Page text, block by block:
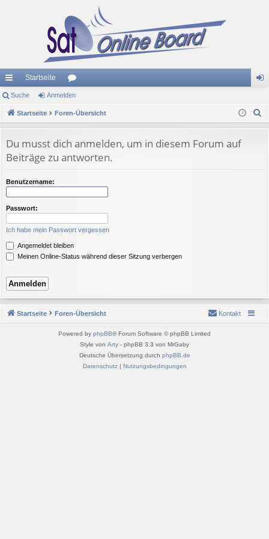
ch
ne
ug
Startseite
or
en m
Suche Anmelden
Startseite Foren-Übersicht
Du musst dich anmelden, um in diesem Forum auf
Beiträge zu antworten.
Benutzername:
Passwort:
Ich habe mein Passwort vergessen
Angemeldet bleiben
Meinen Online-Status während dieser Sitzung verbergen
Startseite Foren-Übersicht Kontakt
Powered by phpBB® Forum Software © phpBB Limited
Style von Arty - phpBB 3.3 von MrGaby
Deutsche Übersetzung durch phpBB.de
Datenschutz| Nutzungsbedingungen